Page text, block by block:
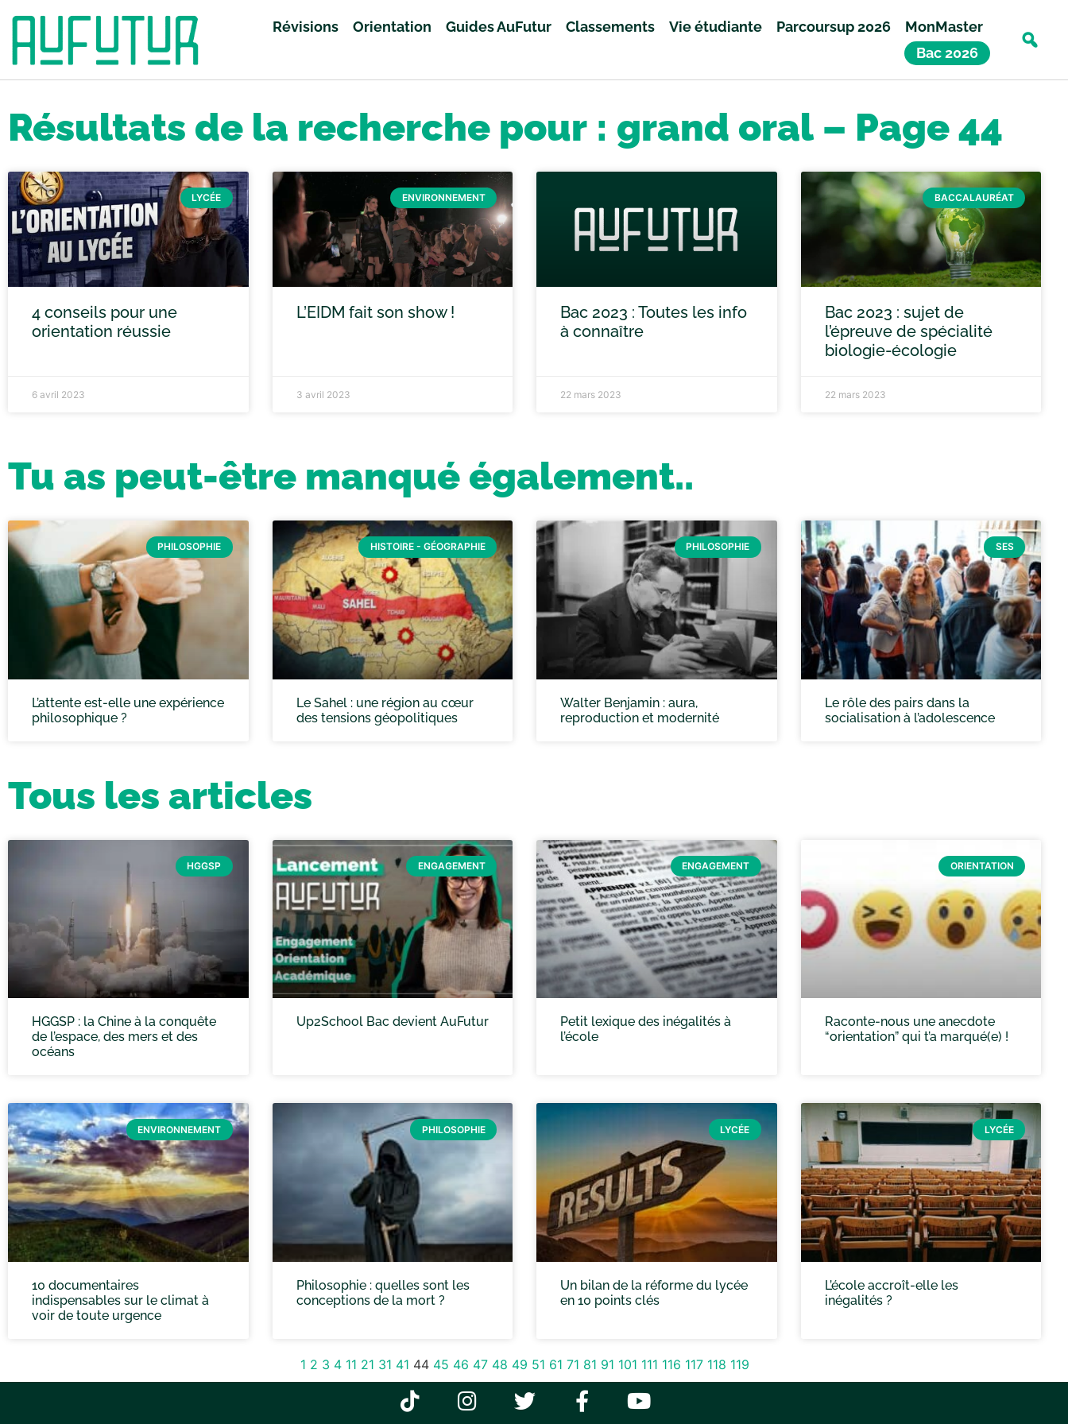
Révisions Orientation Guides AuFutur Classements Vie étudiante Parcoursup 2026
MonMaster
Bac 2026
Résultats de la recherche pour : grand oral – Page 44
LYCÉE
4 conseils pour une
orientation réussie
6 avril 2023
ENVIRONNEMENT
L’EIDM fait son show !
3 avril 2023
Bac 2023 : Toutes les info
à connaître
22 mars 2023
BACCALAURÉAT
Bac 2023 : sujet de
l’épreuve de spécialité
biologie-écologie
22 mars 2023
Tu as peut-être manqué également..
PHILOSOPHIE
L’attente est-elle une expérience
philosophique ?
HISTOIRE - GÉOGRAPHIE
Le Sahel : une région au cœur
des tensions géopolitiques
PHILOSOPHIE
Walter Benjamin : aura,
reproduction et modernité
SES
Le rôle des pairs dans la
socialisation à l’adolescence
Tous les articles
HGGSP
HGGSP : la Chine à la conquête
de l’espace, des mers et des
océans
ENGAGEMENT
Up2School Bac devient AuFutur
ENGAGEMENT
Petit lexique des inégalités à
l’école
ORIENTATION
Raconte-nous une anecdote
“orientation” qui t’a marqué(e) !
ENVIRONNEMENT
10 documentaires
indispensables sur le climat à
voir de toute urgence
PHILOSOPHIE
Philosophie : quelles sont les
conceptions de la mort ?
LYCÉE
Un bilan de la réforme du lycée
en 10 points clés
LYCÉE
L’école accroît-elle les
inégalités ?
1 2 3 4 11 21 31 41 44 45 46 47 48 49 51 61 71 81 91 101 111 116 117 118 119